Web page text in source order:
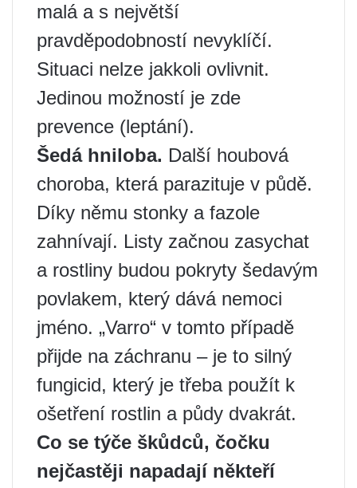
malá a s největší
pravděpodobností nevyklíčí.
Situaci nelze jakkoli ovlivnit.
Jedinou možností je zde
prevence (leptání).
Šedá hniloba. Další houbová
choroba, která parazituje v půdě.
Díky němu stonky a fazole
zahnívají. Listy začnou zasychat
a rostliny budou pokryty šedavým
povlakem, který dává nemoci
jméno. „Varro“ v tomto případě
přijde na záchranu – je to silný
fungicid, který je třeba použít k
ošetření rostlin a půdy dvakrát.
Co se týče škůdců, čočku
nejčastěji napadají někteří